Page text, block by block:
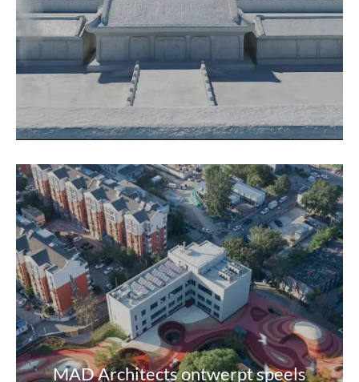
MAD Architects ontwerpt speels